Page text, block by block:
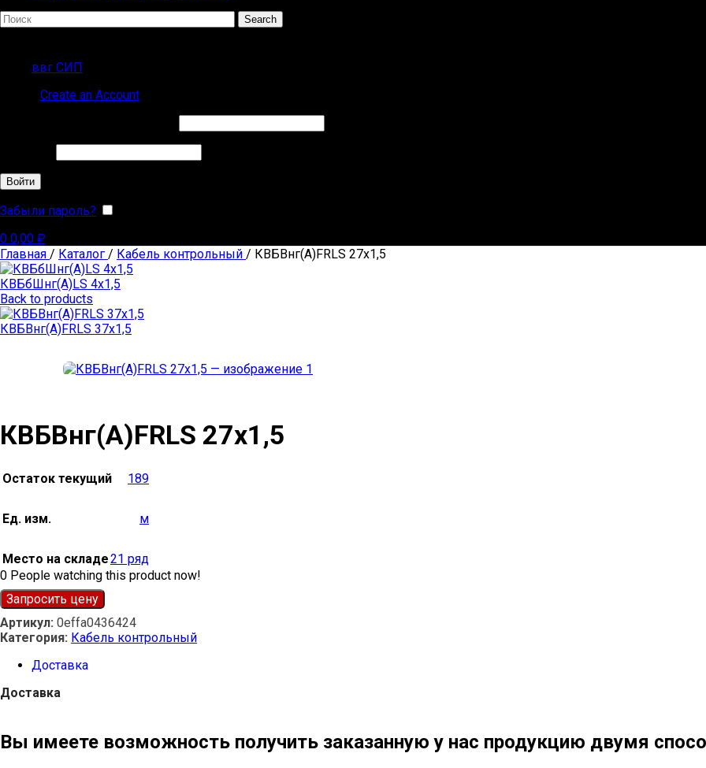
Search
ввг СИП
Create an Account
Войти
Забыли пароль?
0 0,00 ₽
Главная / Каталог / Кабель контрольный / КВБВнг(А)FRLS 27х1,5
КВБбШнг(А)LS 4х1,5
Back to products
КВБВнг(А)FRLS 37х1,5
КВБВнг(А)FRLS 27х1,5
Остаток текущий 189
Ед. изм. м
Место на складе21 ряд
0 People watching this product now!
Запросить цену
Артикул: 0effa0436424
Категория: Кабель контрольный
Доставка
Доставка
Вы имеете возможность получить заказанную у нас продукцию двумя